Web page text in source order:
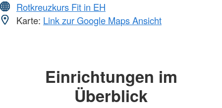
Rotkreuzkurs Fit in EH
Karte: Link zur Google Maps Ansicht
Einrichtungen im
Überblick